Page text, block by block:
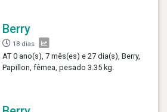
Berry
18 dias
AT 0 ano(s), 7 mês(es) e 27 dia(s), Berry,
Papillon, fêmea, pesado 3.35 kg.